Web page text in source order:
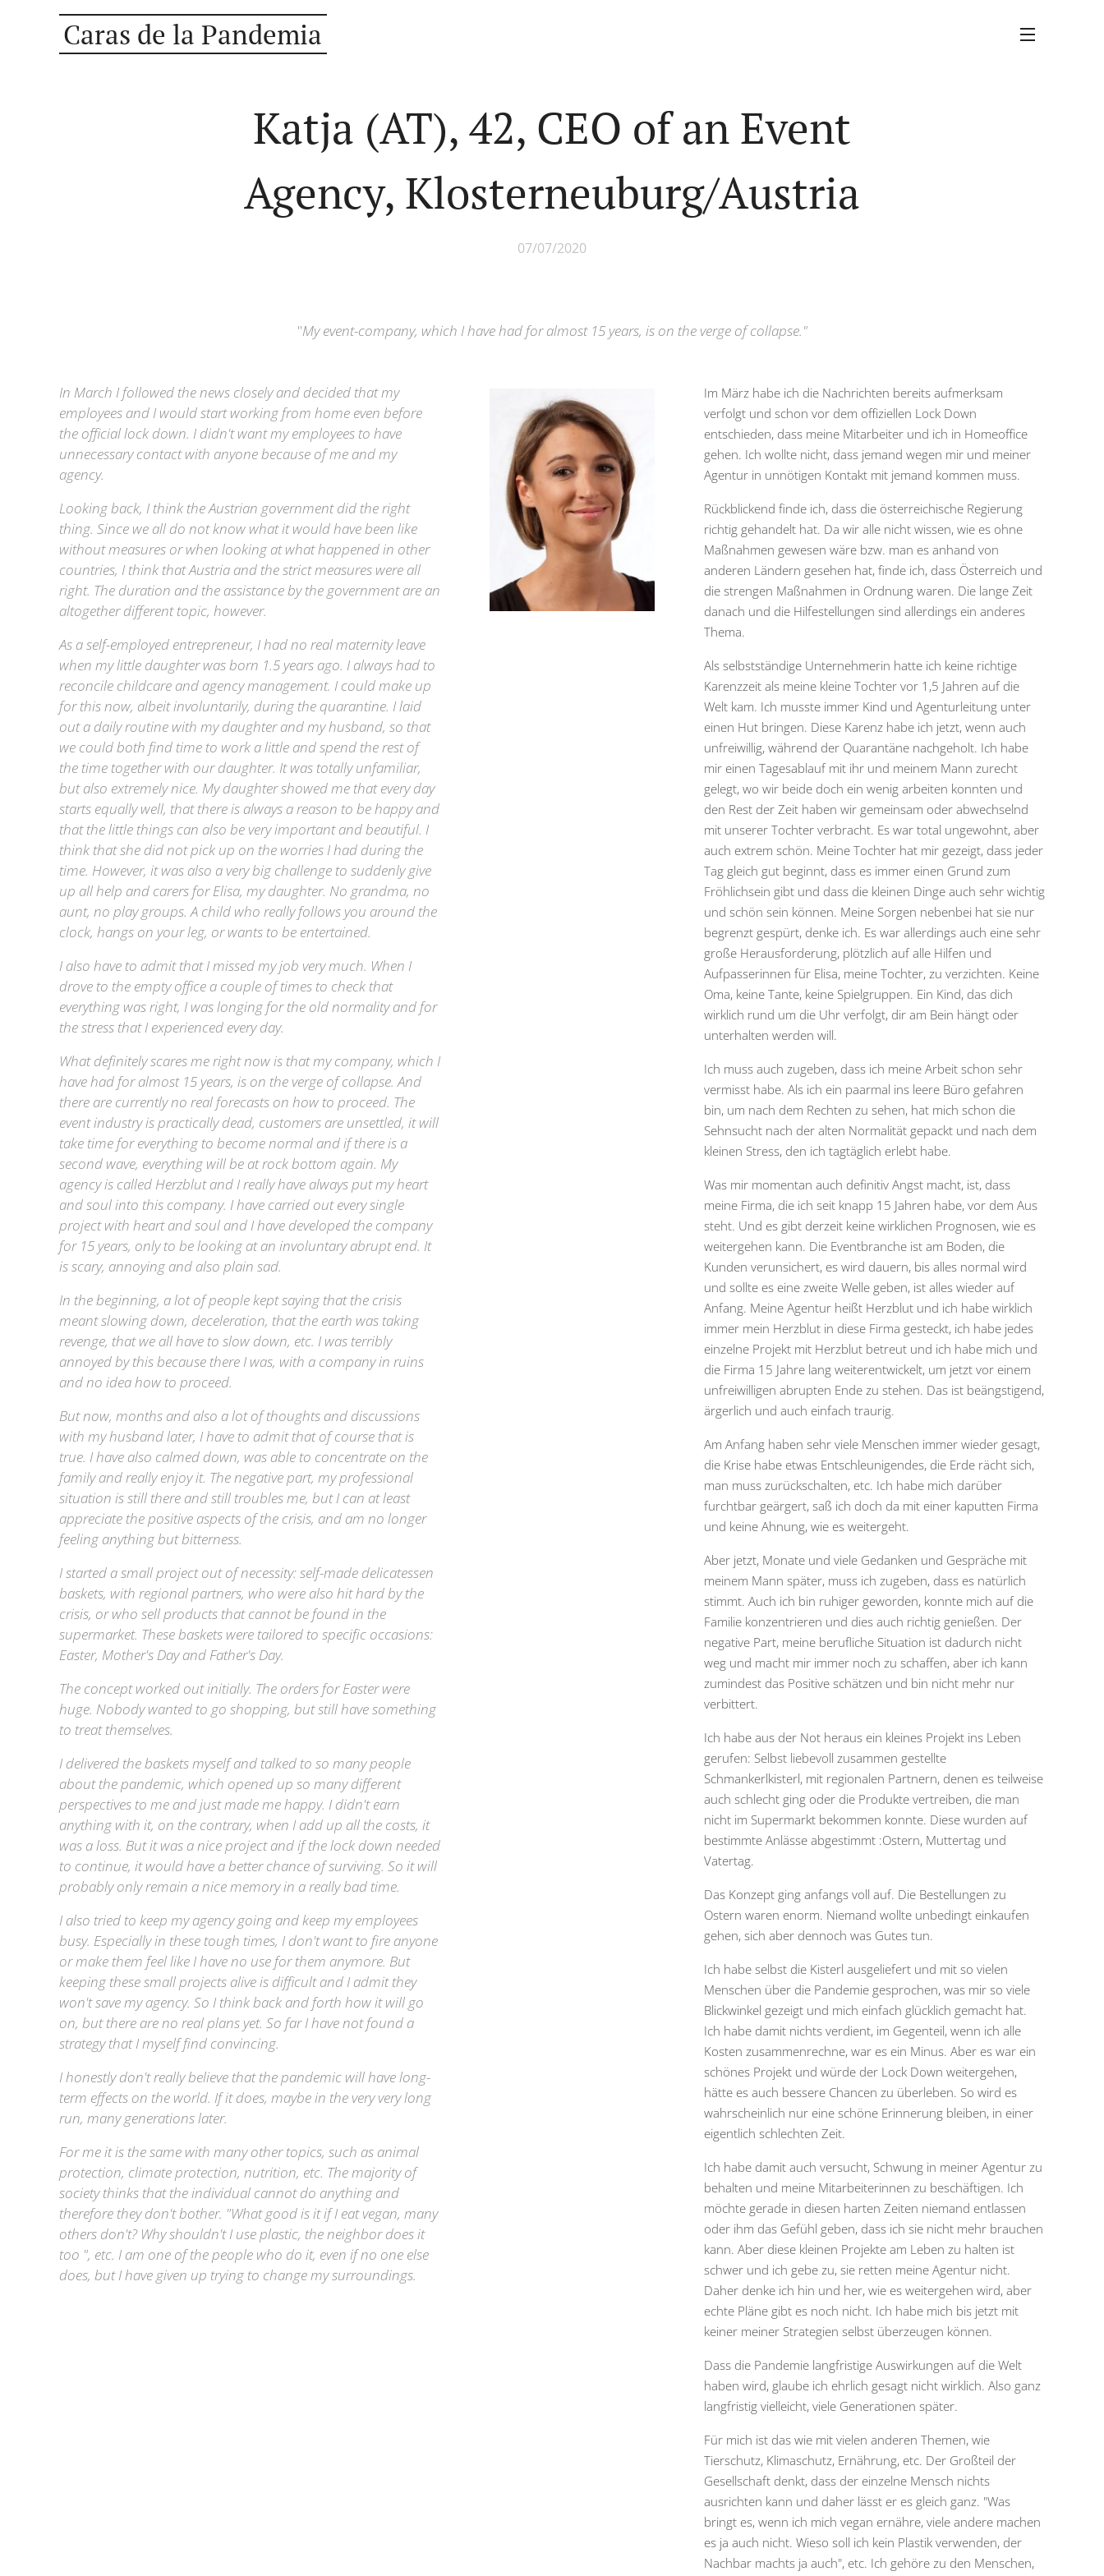
Caras de la Pandemia
Katja (AT), 42, CEO of an Event
Agency, Klosterneuburg/Austria
07/07/2020
"My event-company, which I have had for almost 15 years, is on the verge of collapse."
In March I followed the news closely and decided that my
employees and I would start working from home even before
the official lock down. I didn't want my employees to have
unnecessary contact with anyone because of me and my
agency.
Looking back, I think the Austrian government did the right
thing. Since we all do not know what it would have been like
without measures or when looking at what happened in other
countries, I think that Austria and the strict measures were all
right. The duration and the assistance by the government are an
altogether different topic, however.
As a self-employed entrepreneur, I had no real maternity leave
when my little daughter was born 1.5 years ago. I always had to
reconcile childcare and agency management. I could make up
for this now, albeit involuntarily, during the quarantine. I laid
out a daily routine with my daughter and my husband, so that
we could both find time to work a little and spend the rest of
the time together with our daughter. It was totally unfamiliar,
but also extremely nice. My daughter showed me that every day
starts equally well, that there is always a reason to be happy and
that the little things can also be very important and beautiful. I
think that she did not pick up on the worries I had during the
time. However, it was also a very big challenge to suddenly give
up all help and carers for Elisa, my daughter. No grandma, no
aunt, no play groups. A child who really follows you around the
clock, hangs on your leg, or wants to be entertained.
I also have to admit that I missed my job very much. When I
drove to the empty office a couple of times to check that
everything was right, I was longing for the old normality and for
the stress that I experienced every day.
What definitely scares me right now is that my company, which I
have had for almost 15 years, is on the verge of collapse. And
there are currently no real forecasts on how to proceed. The
event industry is practically dead, customers are unsettled, it will
take time for everything to become normal and if there is a
second wave, everything will be at rock bottom again. My
agency is called Herzblut and I really have always put my heart
and soul into this company. I have carried out every single
project with heart and soul and I have developed the company
for 15 years, only to be looking at an involuntary abrupt end. It
is scary, annoying and also plain sad.
In the beginning, a lot of people kept saying that the crisis
meant slowing down, deceleration, that the earth was taking
revenge, that we all have to slow down, etc. I was terribly
annoyed by this because there I was, with a company in ruins
and no idea how to proceed.
But now, months and also a lot of thoughts and discussions
with my husband later, I have to admit that of course that is
true. I have also calmed down, was able to concentrate on the
family and really enjoy it. The negative part, my professional
situation is still there and still troubles me, but I can at least
appreciate the positive aspects of the crisis, and am no longer
feeling anything but bitterness.
I started a small project out of necessity: self-made delicatessen
baskets, with regional partners, who were also hit hard by the
crisis, or who sell products that cannot be found in the
supermarket. These baskets were tailored to specific occasions:
Easter, Mother's Day and Father's Day.
The concept worked out initially. The orders for Easter were
huge. Nobody wanted to go shopping, but still have something
to treat themselves.
I delivered the baskets myself and talked to so many people
about the pandemic, which opened up so many different
perspectives to me and just made me happy. I didn't earn
anything with it, on the contrary, when I add up all the costs, it
was a loss. But it was a nice project and if the lock down needed
to continue, it would have a better chance of surviving. So it will
probably only remain a nice memory in a really bad time.
I also tried to keep my agency going and keep my employees
busy. Especially in these tough times, I don't want to fire anyone
or make them feel like I have no use for them anymore. But
keeping these small projects alive is difficult and I admit they
won't save my agency. So I think back and forth how it will go
on, but there are no real plans yet. So far I have not found a
strategy that I myself find convincing.
I honestly don't really believe that the pandemic will have long-
term effects on the world. If it does, maybe in the very very long
run, many generations later.
For me it is the same with many other topics, such as animal
protection, climate protection, nutrition, etc. The majority of
society thinks that the individual cannot do anything and
therefore they don't bother. "What good is it if I eat vegan, many
others don't? Why shouldn't I use plastic, the neighbor does it
too ", etc. I am one of the people who do it, even if no one else
does, but I have given up trying to change my surroundings.
Im März habe ich die Nachrichten bereits aufmerksam
verfolgt und schon vor dem offiziellen Lock Down
entschieden, dass meine Mitarbeiter und ich in Homeoffice
gehen. Ich wollte nicht, dass jemand wegen mir und meiner
Agentur in unnötigen Kontakt mit jemand kommen muss.
Rückblickend finde ich, dass die österreichische Regierung
richtig gehandelt hat. Da wir alle nicht wissen, wie es ohne
Maßnahmen gewesen wäre bzw. man es anhand von
anderen Ländern gesehen hat, finde ich, dass Österreich und
die strengen Maßnahmen in Ordnung waren. Die lange Zeit
danach und die Hilfestellungen sind allerdings ein anderes
Thema.
Als selbstständige Unternehmerin hatte ich keine richtige
Karenzzeit als meine kleine Tochter vor 1,5 Jahren auf die
Welt kam. Ich musste immer Kind und Agenturleitung unter
einen Hut bringen. Diese Karenz habe ich jetzt, wenn auch
unfreiwillig, während der Quarantäne nachgeholt. Ich habe
mir einen Tagesablauf mit ihr und meinem Mann zurecht
gelegt, wo wir beide doch ein wenig arbeiten konnten und
den Rest der Zeit haben wir gemeinsam oder abwechselnd
mit unserer Tochter verbracht. Es war total ungewohnt, aber
auch extrem schön. Meine Tochter hat mir gezeigt, dass jeder
Tag gleich gut beginnt, dass es immer einen Grund zum
Fröhlichsein gibt und dass die kleinen Dinge auch sehr wichtig
und schön sein können. Meine Sorgen nebenbei hat sie nur
begrenzt gespürt, denke ich. Es war allerdings auch eine sehr
große Herausforderung, plötzlich auf alle Hilfen und
Aufpasserinnen für Elisa, meine Tochter, zu verzichten. Keine
Oma, keine Tante, keine Spielgruppen. Ein Kind, das dich
wirklich rund um die Uhr verfolgt, dir am Bein hängt oder
unterhalten werden will.
Ich muss auch zugeben, dass ich meine Arbeit schon sehr
vermisst habe. Als ich ein paarmal ins leere Büro gefahren
bin, um nach dem Rechten zu sehen, hat mich schon die
Sehnsucht nach der alten Normalität gepackt und nach dem
kleinen Stress, den ich tagtäglich erlebt habe.
Was mir momentan auch definitiv Angst macht, ist, dass
meine Firma, die ich seit knapp 15 Jahren habe, vor dem Aus
steht. Und es gibt derzeit keine wirklichen Prognosen, wie es
weitergehen kann. Die Eventbranche ist am Boden, die
Kunden verunsichert, es wird dauern, bis alles normal wird
und sollte es eine zweite Welle geben, ist alles wieder auf
Anfang. Meine Agentur heißt Herzblut und ich habe wirklich
immer mein Herzblut in diese Firma gesteckt, ich habe jedes
einzelne Projekt mit Herzblut betreut und ich habe mich und
die Firma 15 Jahre lang weiterentwickelt, um jetzt vor einem
unfreiwilligen abrupten Ende zu stehen. Das ist beängstigend,
ärgerlich und auch einfach traurig.
Am Anfang haben sehr viele Menschen immer wieder gesagt,
die Krise habe etwas Entschleunigendes, die Erde rächt sich,
man muss zurückschalten, etc. Ich habe mich darüber
furchtbar geärgert, saß ich doch da mit einer kaputten Firma
und keine Ahnung, wie es weitergeht.
Aber jetzt, Monate und viele Gedanken und Gespräche mit
meinem Mann später, muss ich zugeben, dass es natürlich
stimmt. Auch ich bin ruhiger geworden, konnte mich auf die
Familie konzentrieren und dies auch richtig genießen. Der
negative Part, meine berufliche Situation ist dadurch nicht
weg und macht mir immer noch zu schaffen, aber ich kann
zumindest das Positive schätzen und bin nicht mehr nur
verbittert.
Ich habe aus der Not heraus ein kleines Projekt ins Leben
gerufen: Selbst liebevoll zusammen gestellte
Schmankerlkisterl, mit regionalen Partnern, denen es teilweise
auch schlecht ging oder die Produkte vertreiben, die man
nicht im Supermarkt bekommen konnte. Diese wurden auf
bestimmte Anlässe abgestimmt :Ostern, Muttertag und
Vatertag.
Das Konzept ging anfangs voll auf. Die Bestellungen zu
Ostern waren enorm. Niemand wollte unbedingt einkaufen
gehen, sich aber dennoch was Gutes tun.
Ich habe selbst die Kisterl ausgeliefert und mit so vielen
Menschen über die Pandemie gesprochen, was mir so viele
Blickwinkel gezeigt und mich einfach glücklich gemacht hat.
Ich habe damit nichts verdient, im Gegenteil, wenn ich alle
Kosten zusammenrechne, war es ein Minus. Aber es war ein
schönes Projekt und würde der Lock Down weitergehen,
hätte es auch bessere Chancen zu überleben. So wird es
wahrscheinlich nur eine schöne Erinnerung bleiben, in einer
eigentlich schlechten Zeit.
Ich habe damit auch versucht, Schwung in meiner Agentur zu
behalten und meine Mitarbeiterinnen zu beschäftigen. Ich
möchte gerade in diesen harten Zeiten niemand entlassen
oder ihm das Gefühl geben, dass ich sie nicht mehr brauchen
kann. Aber diese kleinen Projekte am Leben zu halten ist
schwer und ich gebe zu, sie retten meine Agentur nicht.
Daher denke ich hin und her, wie es weitergehen wird, aber
echte Pläne gibt es noch nicht. Ich habe mich bis jetzt mit
keiner meiner Strategien selbst überzeugen können.
Dass die Pandemie langfristige Auswirkungen auf die Welt
haben wird, glaube ich ehrlich gesagt nicht wirklich. Also ganz
langfristig vielleicht, viele Generationen später.
Für mich ist das wie mit vielen anderen Themen, wie
Tierschutz, Klimaschutz, Ernährung, etc. Der Großteil der
Gesellschaft denkt, dass der einzelne Mensch nichts
ausrichten kann und daher lässt er es gleich ganz. "Was
bringt es, wenn ich mich vegan ernähre, viele andere machen
es ja auch nicht. Wieso soll ich kein Plastik verwenden, der
Nachbar machts ja auch", etc. Ich gehöre zu den Menschen,